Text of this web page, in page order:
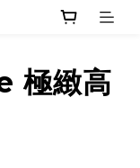
極緻高